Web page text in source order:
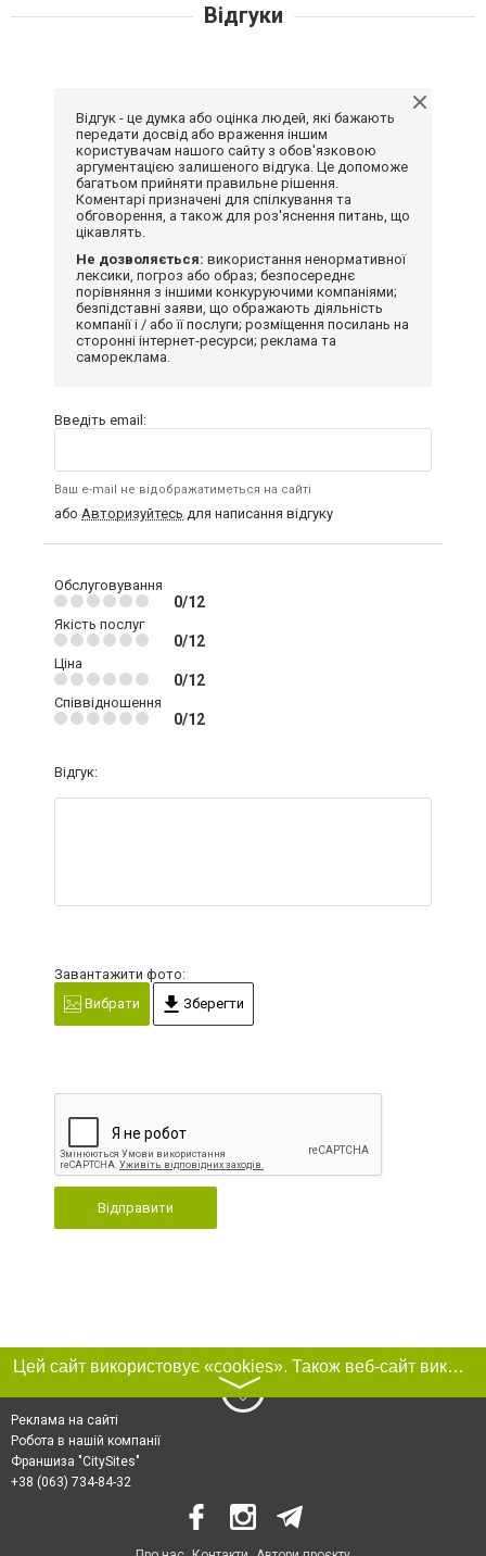
Відгуки
Відгук - це думка або оцінка людей, які бажають
передати досвід або враження іншим
користувачам нашого сайту з обов'язковою
аргументацією залишеного відгука. Це допоможе
багатьом прийняти правильне рішення.
Коментарі призначені для спілкування та
обговорення, а також для роз'яснення питань, що
цікавлять.
Не дозволяється: використання ненормативної
лексики, погроз або образ; безпосереднє
порівняння з іншими конкуруючими компаніями;
безпідставні заяви, що ображають діяльність
компанії і / або її послуги; розміщення посилань на
сторонні інтернет-ресурси; реклама та
самореклама.
Введіть email:
Ваш e-mail не відображатиметься на сайті
або Авторизуйтесь для написання відгуку
Обслуговування
0/12
Якість послуг
0/12
Ціна
0/12
Співвідношення
0/12
Відгук:
Завантажити фото:
Вибрати
Зберегти
Відправити
Цей сайт використовує «cookies». Також веб-сайт використовує інтернет-сервіс для збору технічних даних стосовно відвідувачів з метою отримання маркетингової та статистичної інформації. Умови обробки даних відвідувачів сайту див.
〉
Реклама на сайті
Робота в нашій компанії
Франшиза "CitySites"
+38 (063) 734-84-32